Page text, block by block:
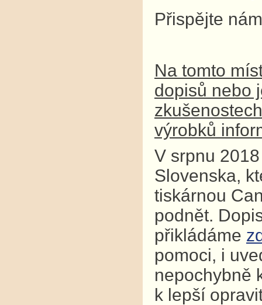
Přispějte
Na tomto
dopisů nebo
výrobků
V srpnu
Slovenska,
tiskárnou
podnět.
přikládáme
pomoci, i
nepochybně
k lepší